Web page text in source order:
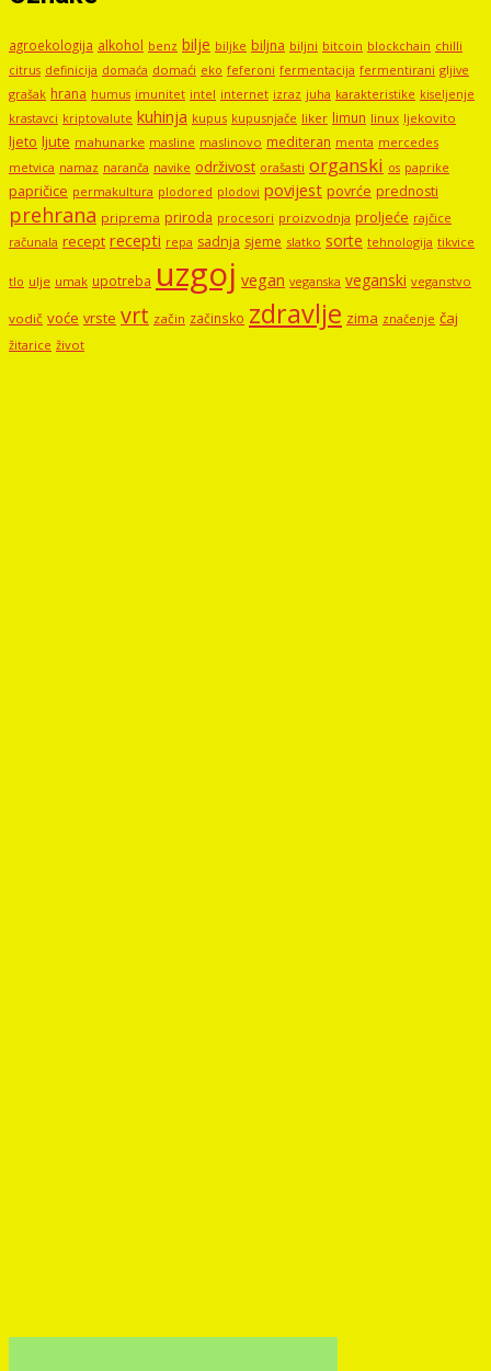
agroekologija alkohol benz bilje biljke biljna biljni bitcoin blockchain chilli
citrus definicija domaća domaći eko feferoni fermentacija fermentirani gljive
grašak hrana humus imunitet intel internet izraz juha karakteristike kiseljenje
krastavci kriptovalute kuhinja kupus kupusnjače liker limun linux ljekovito
ljeto ljute mahunarke masline maslinovo mediteran menta mercedes
metvica namaz naranča navike održivost orašasti organski os paprike
papričice permakultura plodored plodovi povijest povrće prednosti
prehrana priprema priroda procesori proizvodnja proljeće rajčice
računala recept recepti repa sadnja sjeme slatko sorte tehnologija tikvice
tlo ulje umak upotreba uzgoj vegan veganska veganski veganstvo
vodič voće vrste vrt začin začinsko zdravlje zima značenje čaj
žitarice život